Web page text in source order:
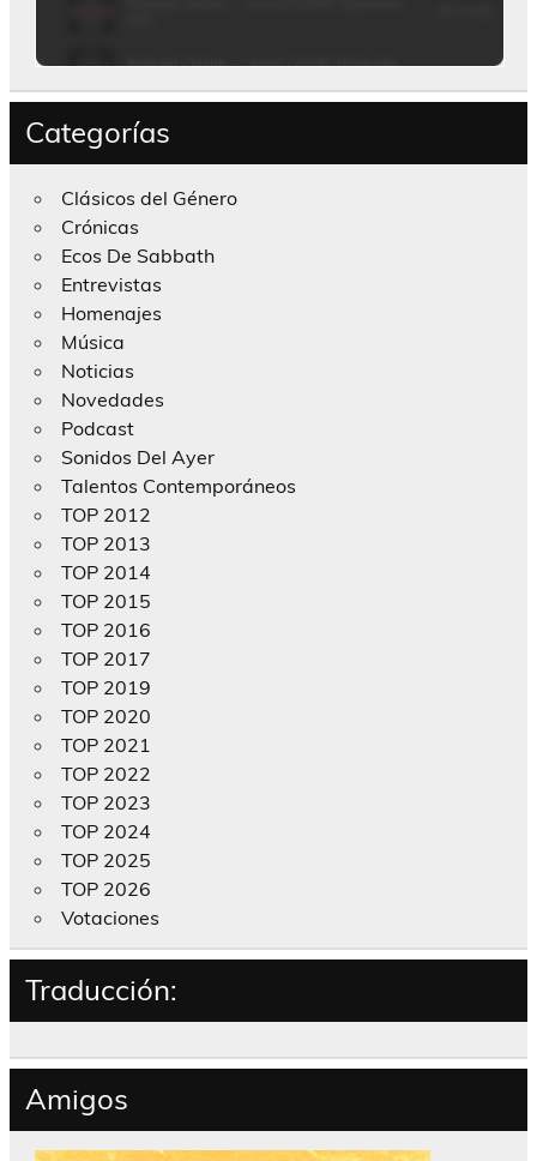
Categorías
Clásicos del Género
Crónicas
Ecos De Sabbath
Entrevistas
Homenajes
Música
Noticias
Novedades
Podcast
Sonidos Del Ayer
Talentos Contemporáneos
TOP 2012
TOP 2013
TOP 2014
TOP 2015
TOP 2016
TOP 2017
TOP 2019
TOP 2020
TOP 2021
TOP 2022
TOP 2023
TOP 2024
TOP 2025
TOP 2026
Votaciones
Traducción:
Amigos